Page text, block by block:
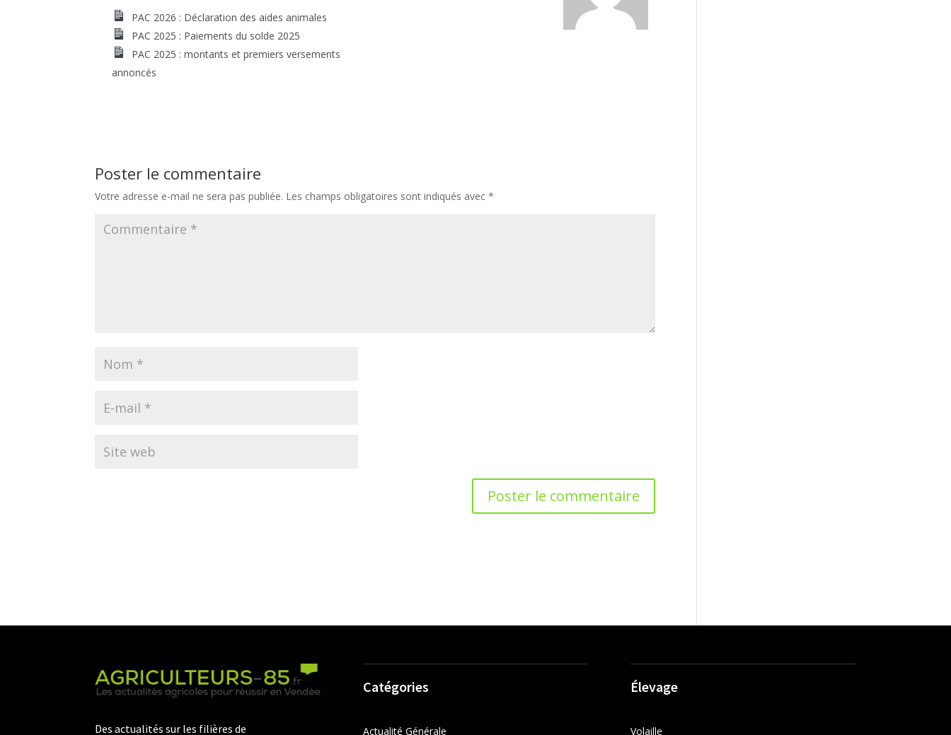
PAC 2026 : Déclaration des aides animales
PAC 2025 : Paiements du solde 2025
PAC 2025 : montants et premiers versements
annoncés
Poster le commentaire
Votre adresse e-mail ne sera pas publiée. Les champs obligatoires sont indiqués avec*
Des actualités sur les filières de
Catégories
Actualité Générale
Élevage
Volaille